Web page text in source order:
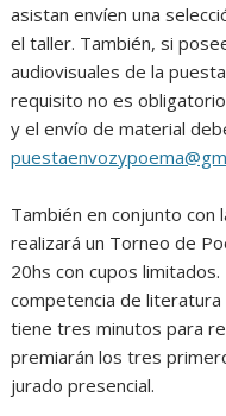
asistan envíen una
el taller. También, si
audiovisuales de la
requisito no es
y el envío de material
También en conjunto con
realizará un Torneo de
20hs con cupos
competencia de
tiene tres minutos para
premiarán los tres
jurado presencial.